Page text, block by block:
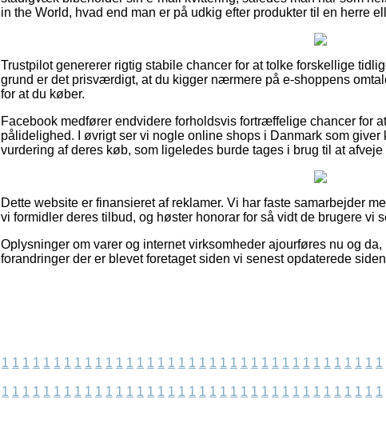
in the World, hvad end man er på udkig efter produkter til en herre
Trustpilot genererer rigtig stabile chancer for at tolke forskellige
grund er det prisværdigt, at du kigger nærmere på e-shoppens
for at du køber.
Facebook medfører endvidere forholdsvis fortræffelige chancer for
pålidelighed. I øvrigt ser vi nogle online shops i Danmark som
vurdering af deres køb, som ligeledes burde tages i brug til at
Dette website er finansieret af reklamer. Vi har faste samarbejder
vi formidler deres tilbud, og høster honorar for så vidt de brugere vi
Oplysninger om varer og internet virksomheder ajourføres nu og
forandringer der er blevet foretaget siden vi senest opdaterede
1 1 1 1 1 1 1 1 1 1 1 1 1 1 1 1 1 1 1 1 1 1 1 1 1 1 1 1 1 1 1 1 1 1 1 1 1
1 1 1 1 1 1 1 1 1 1 1 1 1 1 1 1 1 1 1 1 1 1 1 1 1 1 1 1 1 1 1 1 1 1 1 1 1